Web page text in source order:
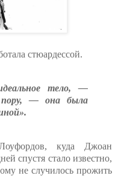
стюардессой.
тело, —
— она была
куда Джоан
спустя стало известно,
не случилось прожить